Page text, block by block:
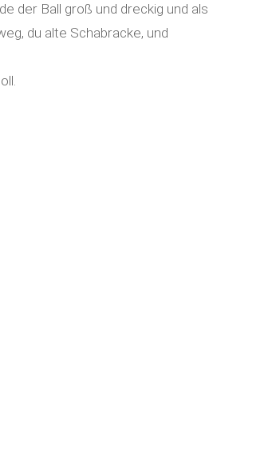
der Ball groß und dreckig und als
du alte Schabracke, und